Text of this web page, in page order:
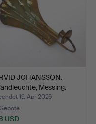
JOHANSSON.
Messing.
19. Apr 2026
USD